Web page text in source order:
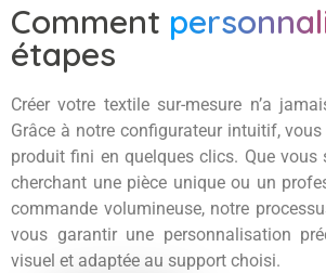
Comment
étapes
Créer votre textile sur-mesure n’a
Grâce à notre configurateur intuitif, vous
produit fini en quelques clics. Que vous
cherchant une pièce unique ou un
commande volumineuse, notre
vous garantir une personnalisation
visuel et adaptée au support choisi.